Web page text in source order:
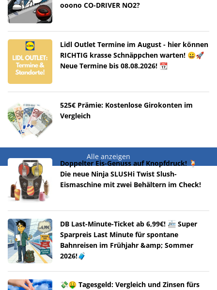
ooono CO-DRIVER NO2?
Lidl Outlet Termine im August - hier können
RICHTIG krasse Schnäppchen warten! 😀🚀
Neue Termine bis 08.08.2026! 📆
525€ Prämie: Kostenlose Girokonten im
Vergleich
Alle anzeigen
Doppelter Eis-Genuss auf Knopfdruck! 🍹
Die neue Ninja SLUSHi Twist Slush-
Eismaschine mit zwei Behältern im Check!
DB Last-Minute-Ticket ab 6,99€! 🚈 Super
Sparpreis Last Minute für spontane
Bahnreisen im Frühjahr &amp; Sommer
2026!🧳
💸🤑 Tagesgeld: Vergleich und Zinsen fürs